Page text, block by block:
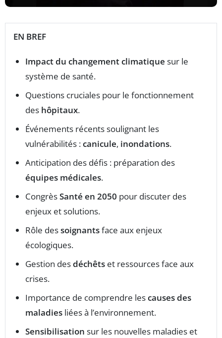
EN BREF
Impact du changement climatique sur le
système de santé.
Questions cruciales pour le fonctionnement
des hôpitaux.
Événements récents soulignant les
vulnérabilités :canicule, inondations.
Anticipation des défis : préparation des
équipes médicales.
CongrèsSanté en 2050 pour discuter des
enjeux et solutions.
Rôle dessoignantsface aux enjeux
écologiques.
Gestion desdéchêts et ressources face aux
crises.
Importance de comprendre lescauses des
maladies liées à l’environnement.
Sensibilisation sur les nouvelles maladies et